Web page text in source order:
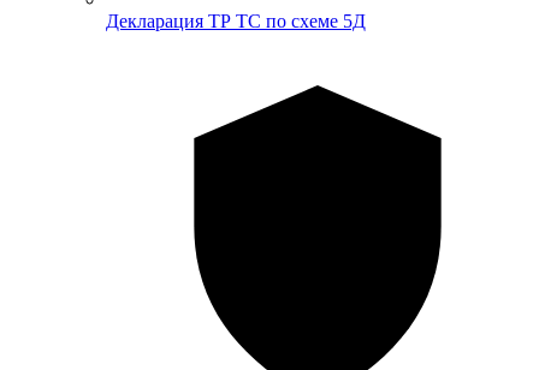
Декларация ТР ТС по схеме 5Д